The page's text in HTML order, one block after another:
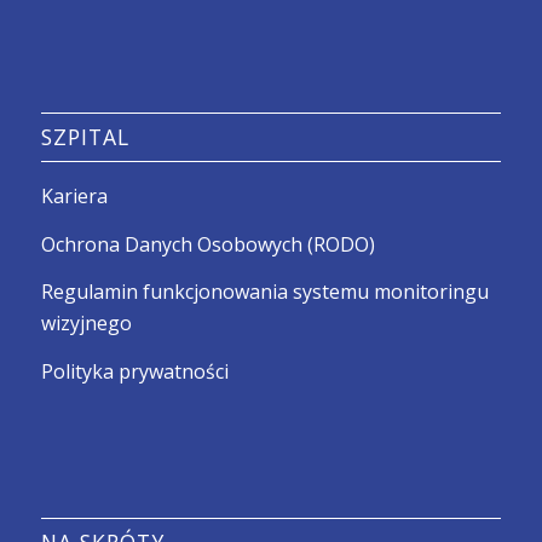
SZPITAL
Kariera
Ochrona Danych Osobowych (RODO)
Regulamin funkcjonowania systemu monitoringu
wizyjnego
Polityka prywatności